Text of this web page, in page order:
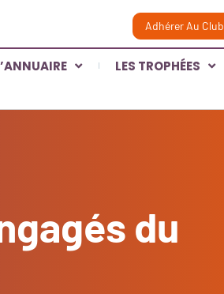
Adhérer Au Club
LES TROPHÉES
du